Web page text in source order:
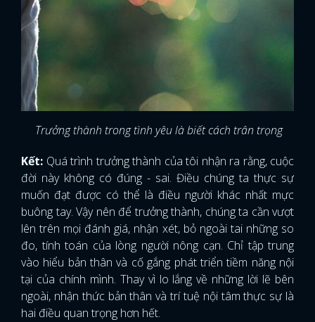
Trưởng thành trong tình yêu là biết cách trân trọng
Kết: Quá trình trưởng thành của tôi nhận ra rằng, cuộc
đời này không có đúng - sai. Điều chúng ta thực sự
muốn đạt được có thể là điều người khác nhất mực
buông tay. Vậy nên để trưởng thành, chúng ta cần vượt
lên trên mọi đánh giá, nhận xét, bỏ ngoài tai những so
đo, tính toán của lòng người nông cạn. Chỉ tập trung
vào hiểu bản thân và cố gắng phát triển tiềm năng nội
tại của chính mình. Thay vì lo lắng về những lời lẽ bên
ngoài, nhận thức bản thân và trí tuệ nội tâm thực sự là
hai điều quan trọng hơn hết.